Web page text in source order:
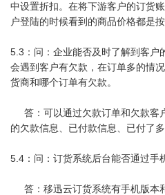
中设置折扣。在将下游客户的订货
户登陆的时候看到的商品价格都是
5.3：问：企业能否及时了解到客户
会遇到客户有欠款，在订单多的情
货商和哪个订单有欠款。
答：可以通过欠款订单和欠款客
的欠款信息、已付款信息、已付了
5.4：问：订货系统后台能否通过手
答：移迅云订货系统有手机版本